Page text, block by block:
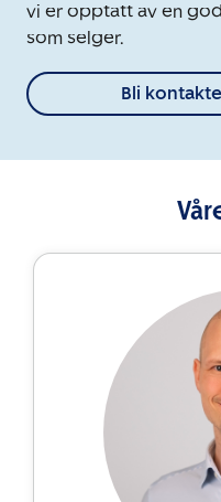
vi er opptatt av en
som selger.
Bli